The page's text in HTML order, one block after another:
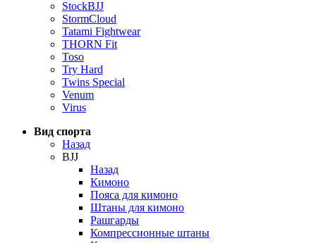
StockBJJ
StormCloud
Tatami Fightwear
THORN Fit
Toso
Try Hard
Twins Special
Venum
Virus
Вид спорта
Назад
BJJ
Назад
Кимоно
Пояса для кимоно
Штаны для кимоно
Рашгарды
Компрессионные штаны